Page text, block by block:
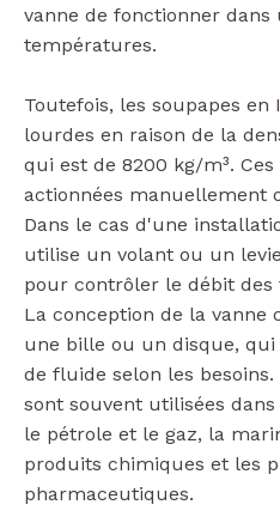
vanne de fonctionner dans
températures.
Toutefois, les soupapes
lourdes en raison de la
qui est de 8200 kg/m³.
actionnées manuellement
Dans le cas d'une
utilise un volant ou un
pour contrôler le débit des
La conception de la vanne
une bille ou un disque,
de fluide selon les
sont souvent utilisées
le pétrole et le gaz, la
produits chimiques et les
pharmaceutiques.